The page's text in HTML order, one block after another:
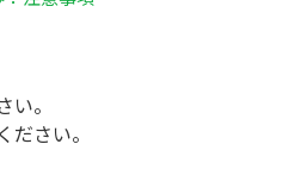
。
ださい。